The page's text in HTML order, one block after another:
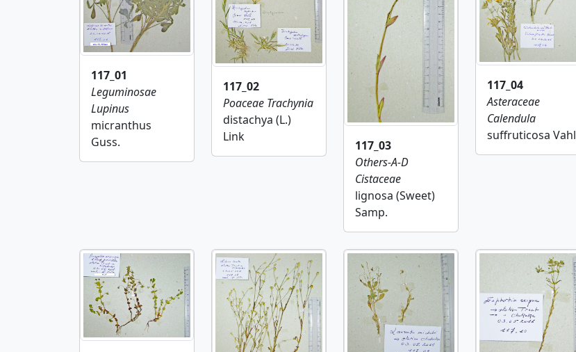
117_01
Leguminosae
Lupinus
micranthus
Guss.
117_02
Poaceae Trachynia
distachya (L.)
Link
117_03
Others-A-D
Cistaceae
lignosa (Sweet)
Samp.
117_04
Asteraceae
Calendula
suffruticosa Vahl